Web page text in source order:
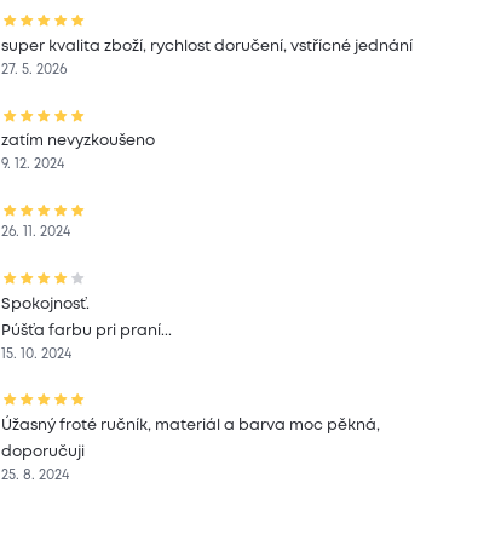
super kvalita zboží, rychlost doručení, vstřícné jednání
27. 5. 2026
zatím nevyzkoušeno
9. 12. 2024
26. 11. 2024
Spokojnosť.
Púšťa farbu pri praní...
15. 10. 2024
Úžasný froté ručník, materiál a barva moc pěkná,
doporučuji
25. 8. 2024